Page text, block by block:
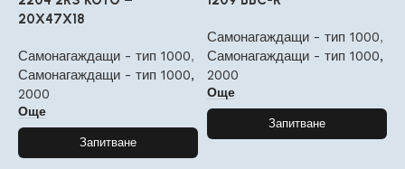
20X47X18
Самонагаждащи - тип 1000,
Самонагаждащи - тип 1000,
2000
Още
Запитване
Самонагаждащи - тип 1000,
Самонагаждащи - тип 1000,
2000
Още
Запитване